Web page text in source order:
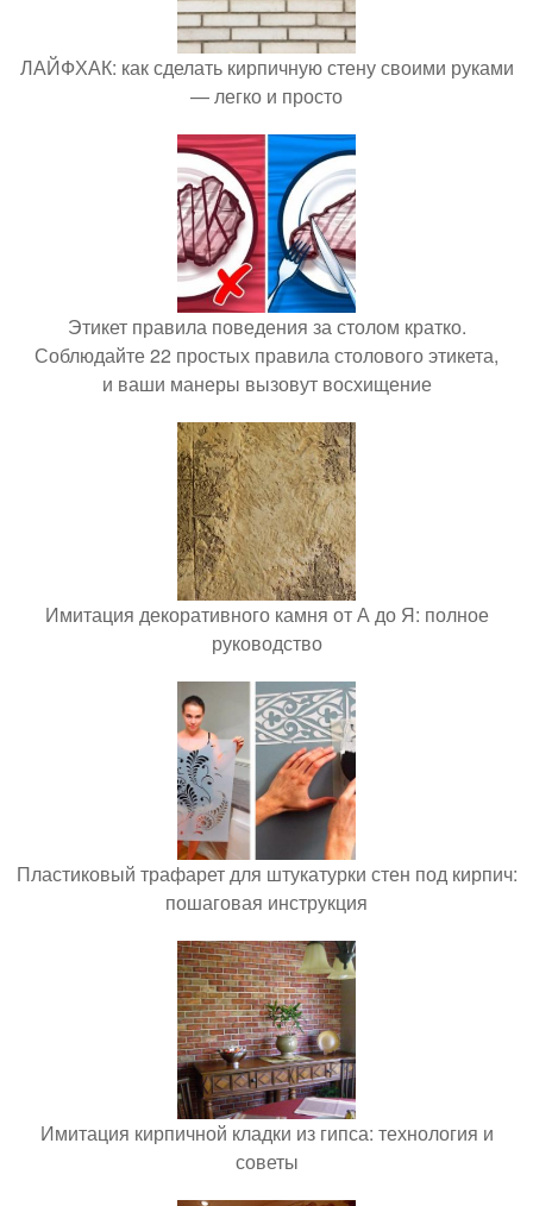
ЛАЙФХАК: как сделать кирпичную стену своими руками
— легко и просто
Этикет правила поведения за столом кратко.
Соблюдайте 22 простых правила столового этикета,
и ваши манеры вызовут восхищение
Имитация декоративного камня от А до Я: полное
руководство
Пластиковый трафарет для штукатурки стен под кирпич:
пошаговая инструкция
Имитация кирпичной кладки из гипса: технология и
советы